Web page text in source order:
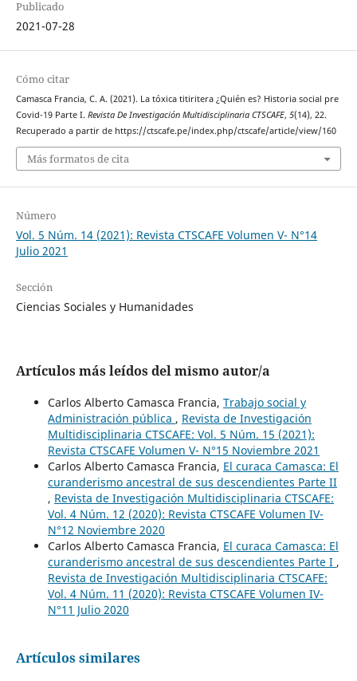
Publicado
2021-07-28
Cómo citar
Camasca Francia, C. A. (2021). La tóxica titiritera ¿Quién es? Historia social pre
Covid-19 Parte I. Revista De Investigación Multidisciplinaria CTSCAFE, 5(14), 22.
Recuperado a partir de https://ctscafe.pe/index.php/ctscafe/article/view/160
Más formatos de cita
Número
Vol. 5 Núm. 14 (2021): Revista CTSCAFE Volumen V- N°14
Julio 2021
Sección
Ciencias Sociales y Humanidades
Artículos más leídos del mismo autor/a
Carlos Alberto Camasca Francia, Trabajo social y
Administración pública , Revista de Investigación
Multidisciplinaria CTSCAFE: Vol. 5 Núm. 15 (2021):
Revista CTSCAFE Volumen V- N°15 Noviembre 2021
Carlos Alberto Camasca Francia, El curaca Camasca: El
curanderismo ancestral de sus descendientes Parte II
, Revista de Investigación Multidisciplinaria CTSCAFE:
Vol. 4 Núm. 12 (2020): Revista CTSCAFE Volumen IV-
N°12 Noviembre 2020
Carlos Alberto Camasca Francia, El curaca Camasca: El
curanderismo ancestral de sus descendientes Parte I ,
Revista de Investigación Multidisciplinaria CTSCAFE:
Vol. 4 Núm. 11 (2020): Revista CTSCAFE Volumen IV-
N°11 Julio 2020
Artículos similares